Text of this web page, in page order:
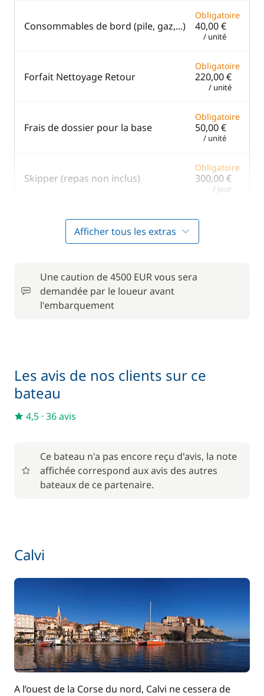
Consommables de bord (pile, gaz,...)
Obligatoire
40,00 €
/ unité
Forfait Nettoyage Retour
Obligatoire
220,00 €
/ unité
Frais de dossier pour la base
Obligatoire
50,00 €
/ unité
Skipper (repas non inclus)
Obligatoire
300,00 €
/ jour
Kayak
Paddle 150,00 €
Pension complète
Serviettes 12,00 €
Afficher tous les extras
Une caution de 4500 EUR vous sera
demandée par le loueur avant
l'embarquement
Les avis de nos clients sur ce
bateau
4,5 · 36 avis
Ce bateau n'a pas encore reçu d'avis, la note
affichée correspond aux avis des autres
bateaux de ce partenaire.
Calvi
A l’ouest de la Corse du nord, Calvi ne cessera de